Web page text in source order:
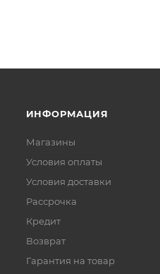
ИНФОРМАЦИЯ
Магазины
Условия оплаты
Условия доставки
Рассрочка
Кредит
Возврат
Гарантия на товар